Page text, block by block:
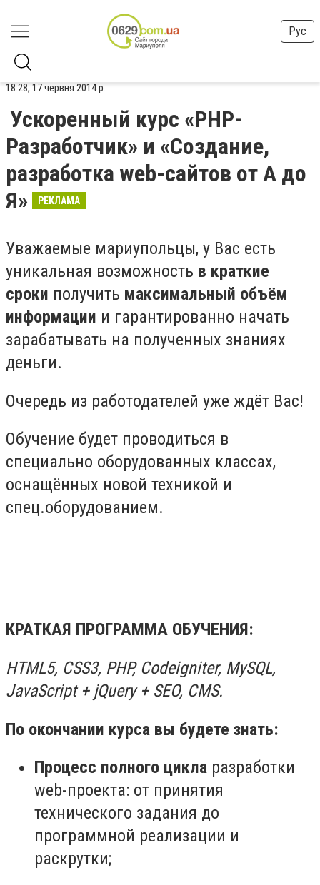
Рус
18:28, 17 червня 2014 р.
Ускоренный курс «PHP-
Разработчик» и «Создание,
разработка web-сайтов от А до
Я»
РЕКЛАМА
Уважаемые мариупольцы, у Вас есть
уникальная возможность в краткие
сроки получить максимальный объём
информации и гарантированно начать
зарабатывать на полученных знаниях
деньги.
Очередь из работодателей уже ждёт Вас!
Обучение будет проводиться в
специально оборудованных классах,
оснащённых новой техникой и
спец.оборудованием.
КРАТКАЯ ПРОГРАММА ОБУЧЕНИЯ:
HTML5, CSS3, PHP, Codeigniter, MySQL,
JavaScript + jQuery + SEO, CMS.
По окончании курса вы будете знать:
Процесс полного цикла разработки
web-проекта: от принятия
технического задания до
программной реализации и
раскрутки;